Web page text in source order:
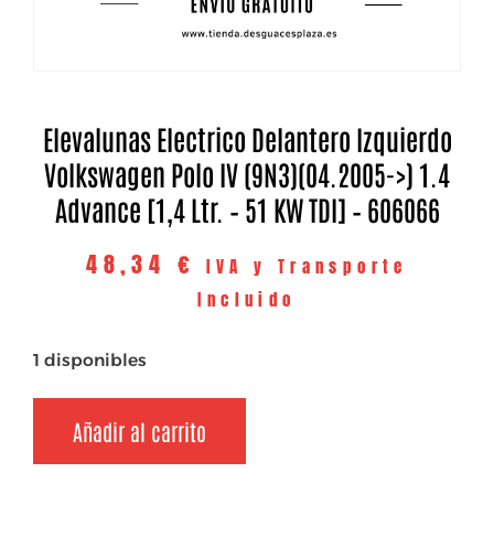
Elevalunas Electrico Delantero Izquierdo
Volkswagen Polo IV (9N3)(04.2005->) 1.4
Advance [1,4 Ltr. – 51 KW TDI] – 606066
48,34 €
IVA y Transporte
Incluido
1 disponibles
Añadir al carrito